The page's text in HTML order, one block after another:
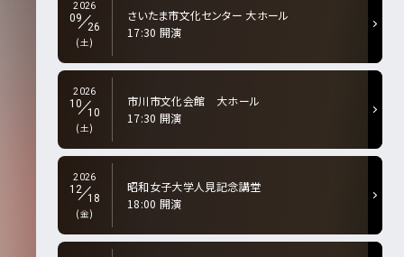
2026
09
26
(土)
さいたま市文化センター 大ホール
17:30 開演
2026
10
10
(土)
市川市文化会館 大ホール
17:30 開演
2026
12
18
(金)
昭和女子大学人見記念講堂
18:00 開演